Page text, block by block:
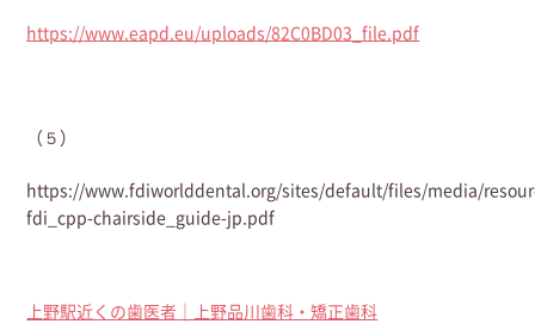
https://www.eapd.eu/uploads/82C0BD03_file.pdf
（５）
https://www.fdiworlddental.org/sites/default/files/media/
fdi_cpp-chairside_guide-jp.pdf
上野駅近くの歯医者｜上野品川歯科・矯正歯科